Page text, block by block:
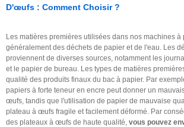
D'œufs : Comment Choisir ?
Les matières premières utilisées dans nos machines
généralement des déchets de papier et de l'eau. Les
proviennent de diverses sources, notamment les
et le papier de bureau. Les types de matières
qualité des produits finaux du bac à papier. Par
papiers à forte teneur en encre peut donner un
œufs, tandis que l'utilisation de papier de mauvaise
plateau à œufs fragile et facilement déformé. Par
des plateaux à œufs de haute qualité, vous pouvez